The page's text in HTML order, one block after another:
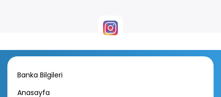
Banka Bilgileri
Anasayfa